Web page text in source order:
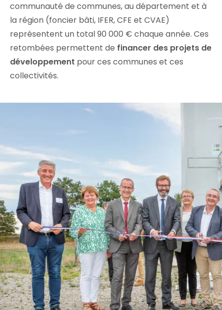
communauté de communes, au département et à
la région (foncier bâti, IFER, CFE et CVAE)
représentent un total 90 000 € chaque année. Ces
retombées permettent de financer des projets de
développement pour ces communes et ces
collectivités.